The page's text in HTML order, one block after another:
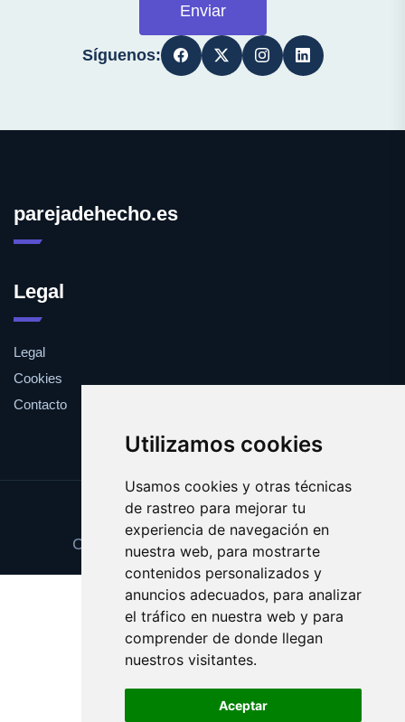
Utilizamos cookies
Usamos cookies y otras técnicas
de rastreo para mejorar tu
experiencia de navegación en
nuestra web, para mostrarte
contenidos personalizados y
anuncios adecuados, para analizar
el tráfico en nuestra web y para
comprender de donde llegan
nuestros visitantes.
Aceptar
Enviar
Síguenos:
parejadehecho.es
Legal
Legal
Cookies
Contacto
Update cookies preferences
Copyright © 2025 parejadehecho.es